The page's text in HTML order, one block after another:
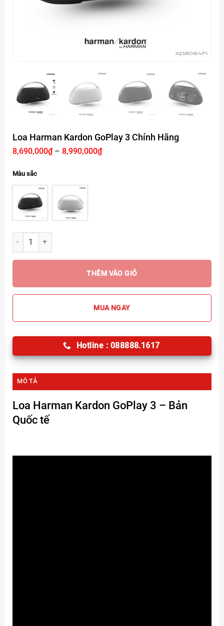
Loa Harman Kardon GoPlay 3 Chính Hãng
8,690,000₫ – 8,990,000₫Khoảng
giá:
Màu sắc
Loa Harman Kardon GoPlay 3 Chính Hãng số lượng
THÊM VÀO GIỎ
MUA NGAY
Hotline : 088888.1617
MÔ TẢ
Loa Harman Kardon GoPlay 3 – Bản
Quốc tế